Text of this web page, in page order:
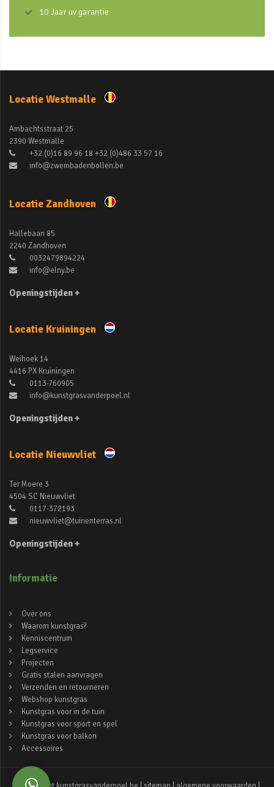
10 Jaar uv garantie
Locatie Westmalle
Ambachtsstraat 25
2390 Westmalle
+32 (0)16 89 96 18 +32 (0)486 33 57 16
info@zwembadenbollen.be
Locatie Zandhoven
Hallebaan 85
2240 Zandhoven
0032479894224
info@elny.be
Openingstijden +
Locatie Kruiningen
Weihoek 14
4416 PX Kruiningen
0113-760905
info@kunstgrasvanderpoel.nl
Openingstijden +
Locatie Nieuwvliet
Ter Moere 3
4504 SC Nieuwvliet
0117-372193
nieuwvliet@tuinenterras.nl
Openingstijden +
Informatie
Over ons
Waarom kunstgras?
Kenniscentrum
Legservice
Projecten
Gratis stalen aanvragen
Verzenden en retourneren
Webshop kunstgras
Kunstgras voor in de tuin
Kunstgras voor sport en spel
Kunstgras voor balkon
Accessoires